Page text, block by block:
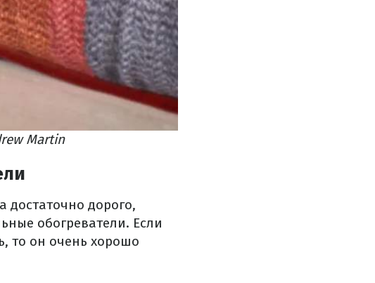
Martin
достаточно дорого,
обогреватели. Если
то он очень хорошо